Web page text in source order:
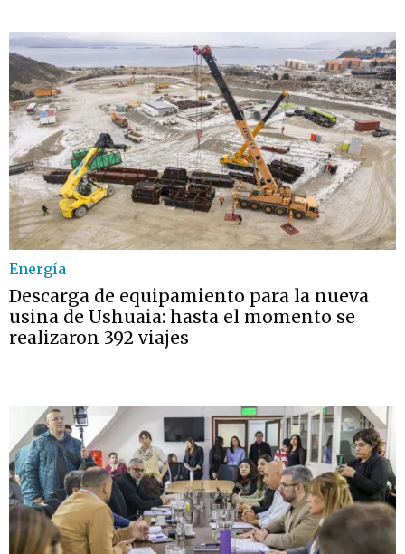
Energía
Descarga de equipamiento para la nueva
usina de Ushuaia: hasta el momento se
realizaron 392 viajes